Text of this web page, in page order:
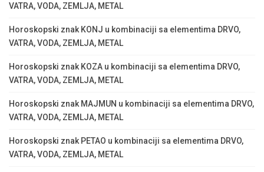
VATRA, VODA, ZEMLJA, METAL
Horoskopski znak KONJ u kombinaciji sa elementima DRVO,
VATRA, VODA, ZEMLJA, METAL
Horoskopski znak KOZA u kombinaciji sa elementima DRVO,
VATRA, VODA, ZEMLJA, METAL
Horoskopski znak MAJMUN u kombinaciji sa elementima DRVO,
VATRA, VODA, ZEMLJA, METAL
Horoskopski znak PETAO u kombinaciji sa elementima DRVO,
VATRA, VODA, ZEMLJA, METAL